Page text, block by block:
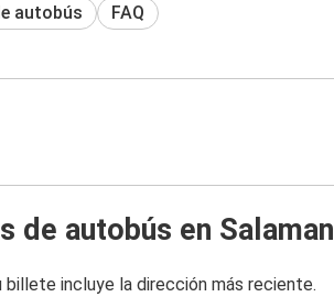
autobús FAQ
de autobús en
billete incluye la dirección más reciente.